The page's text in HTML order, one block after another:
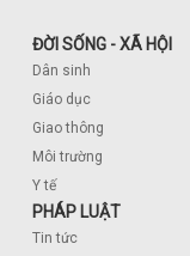
ĐỜI SỐNG - XÃ HỘI
Dân sinh
Giáo dục
Giao thông
Môi trường
Y tế
PHÁP LUẬT
Tin tức